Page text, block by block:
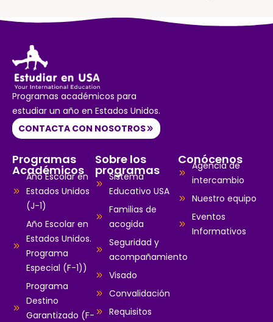
Programas académicos para
estudiar un año en Estados Unidos.
CONTACTA CON NOSOTROS
Programas
Académicos
Año Escolar en
Estados Unidos
(J-1)
Año Escolar en
Estados Unidos.
Programa
Especial (F-1))
Programa
Destino
Garantizado (F-
Sobre los
programas
Sistema
Educativo USA
Familias de
acogida
Seguridad y
acompañamiento
Visado
Convalidación
Requisitos
Conócenos
Agencia de
intercambio
Nuestro equipo
Eventos
Informativos